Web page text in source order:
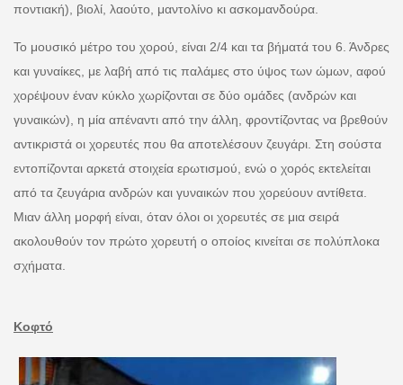
ποντιακή), βιολί, λαούτο, μαντολίνο κι ασκομανδούρα.
Το μουσικό μέτρο του χορού, είναι 2/4 και τα βήματά του 6. Άνδρες
και γυναίκες, με λαβή από τις παλάμες στο ύψος των ώμων, αφού
χορέψουν έναν κύκλο χωρίζονται σε δύο ομάδες (ανδρών και
γυναικών), η μία απέναντι από την άλλη, φροντίζοντας να βρεθούν
αντικριστά οι χορευτές που θα αποτελέσουν ζευγάρι. Στη σούστα
εντοπίζονται αρκετά στοιχεία ερωτισμού, ενώ ο χορός εκτελείται
από τα ζευγάρια ανδρών και γυναικών που χορεύουν αντίθετα.
Μιαν άλλη μορφή είναι, όταν όλοι οι χορευτές σε μια σειρά
ακολουθούν τον πρώτο χορευτή ο οποίος κινείται σε πολύπλοκα
σχήματα.
Κοφτό